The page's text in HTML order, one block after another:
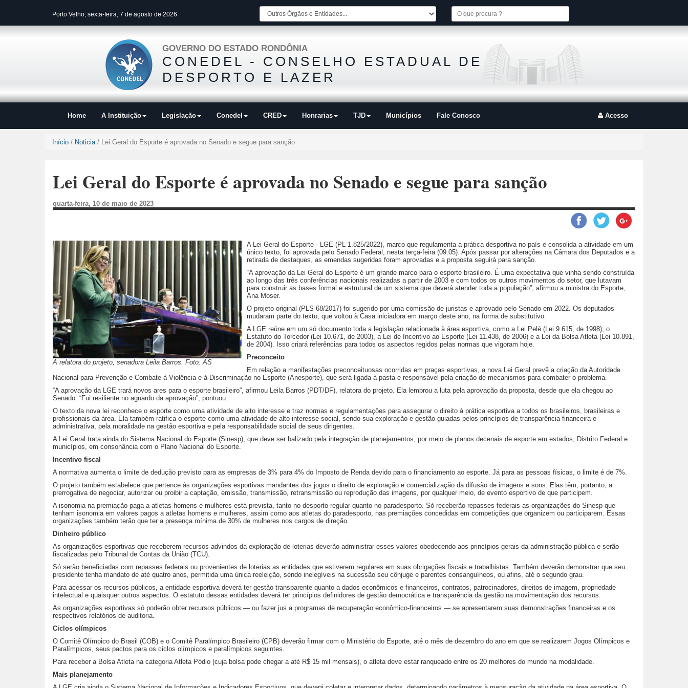
Porto Velho, sexta-feira, 7 de agosto de 2026
GOVERNO DO ESTADO RONDÔNIA
CONEDEL - CONSELHO ESTADUAL DE
DESPORTO E LAZER
Home A Instituição Legislação Conedel CRED Honrarias TJD Municípios Fale Conosco Acesso
Início / Noticia/ Lei Geral do Esporte é aprovada no Senado e segue para sanção
Lei Geral do Esporte é aprovada no Senado e segue para sanção
quarta-feira, 10 de maio de 2023
A relatora do projeto, senadora Leila Barros. Foto: AS
A Lei Geral do Esporte - LGE (PL 1.825/2022), marco que regulamenta a prática desportiva no país e consolida a atividade em um
único texto, foi aprovada pelo Senado Federal, nesta terça-feira (09.05). Após passar por alterações na Câmara dos Deputados e a
retirada de destaques, as emendas sugeridas foram aprovadas e a proposta seguirá para sanção.
“A aprovação da Lei Geral do Esporte é um grande marco para o esporte brasileiro. É uma expectativa que vinha sendo construída
ao longo das três conferências nacionais realizadas a partir de 2003 e com todos os outros movimentos do setor, que lutavam
para construir as bases formal e estrutural de um sistema que deverá atender toda a população”, afirmou a ministra do Esporte,
Ana Moser.
O projeto original (PLS 68/2017) foi sugerido por uma comissão de juristas e aprovado pelo Senado em 2022. Os deputados
mudaram parte do texto, que voltou à Casa iniciadora em março deste ano, na forma de substitutivo.
A LGE reúne em um só documento toda a legislação relacionada à área esportiva, como a Lei Pelé (Lei 9.615, de 1998), o
Estatuto do Torcedor (Lei 10.671, de 2003), a Lei de Incentivo ao Esporte (Lei 11.438, de 2006) e a Lei da Bolsa Atleta (Lei 10.891,
de 2004). Isso criará referências para todos os aspectos regidos pelas normas que vigoram hoje.
Preconceito
Em relação a manifestações preconceituosas ocorridas em praças esportivas, a nova Lei Geral prevê a criação da Autoridade
Nacional para Prevenção e Combate à Violência e à Discriminação no Esporte (Anesporte), que será ligada à pasta e responsável pela criação de mecanismos para combater o problema.
“A aprovação da LGE trará novos ares para o esporte brasileiro”, afirmou Leila Barros (PDT/DF), relatora do projeto. Ela lembrou a luta pela aprovação da proposta, desde que ela chegou ao
Senado. “Fui resiliente no aguardo da aprovação”, pontuou.
O texto da nova lei reconhece o esporte como uma atividade de alto interesse e traz normas e regulamentações para assegurar o direito à prática esportiva a todos os brasileiros, brasileiras e
profissionais da área. Ela também ratifica o esporte como uma atividade de alto interesse social, sendo sua exploração e gestão guiadas pelos princípios de transparência financeira e
administrativa, pela moralidade na gestão esportiva e pela responsabilidade social de seus dirigentes.
A Lei Geral trata ainda do Sistema Nacional do Esporte (Sinesp), que deve ser balizado pela integração de planejamentos, por meio de planos decenais de esporte em estados, Distrito Federal e
municípios, em consonância com o Plano Nacional do Esporte.
Incentivo fiscal
A normativa aumenta o limite de dedução previsto para as empresas de 3% para 4% do Imposto de Renda devido para o financiamento ao esporte. Já para as pessoas físicas, o limite é de 7%.
O projeto também estabelece que pertence às organizações esportivas mandantes dos jogos o direito de exploração e comercialização da difusão de imagens e sons. Elas têm, portanto, a
prerrogativa de negociar, autorizar ou proibir a captação, emissão, transmissão, retransmissão ou reprodução das imagens, por qualquer meio, de evento esportivo de que participem.
A isonomia na premiação paga a atletas homens e mulheres está prevista, tanto no desporto regular quanto no paradesporto. Só receberão repasses federais as organizações do Sinesp que
tenham isonomia em valores pagos a atletas homens e mulheres, assim como aos atletas do paradesporto, nas premiações concedidas em competições que organizem ou participarem. Essas
organizações também terão que ter a presença mínima de 30% de mulheres nos cargos de direção.
Dinheiro público
As organizações esportivas que receberem recursos advindos da exploração de loterias deverão administrar esses valores obedecendo aos princípios gerais da administração pública e serão
fiscalizadas pelo Tribunal de Contas da União (TCU).
Só serão beneficiadas com repasses federais ou provenientes de loterias as entidades que estiverem regulares em suas obrigações fiscais e trabalhistas. Também deverão demonstrar que seu
presidente tenha mandato de até quatro anos, permitida uma única reeleição, sendo inelegíveis na sucessão seu cônjuge e parentes consanguíneos, ou afins, até o segundo grau.
Para acessar os recursos públicos, a entidade esportiva deverá ter gestão transparente quanto a dados econômicos e financeiros, contratos, patrocinadores, direitos de imagem, propriedade
intelectual e quaisquer outros aspectos. O estatuto dessas entidades deverá ter princípios definidores de gestão democrática e transparência da gestão na movimentação dos recursos.
As organizações esportivas só poderão obter recursos públicos — ou fazer jus a programas de recuperação econômico-financeiros — se apresentarem suas demonstrações financeiras e os
respectivos relatórios de auditoria.
Ciclos olímpicos
O Comitê Olímpico do Brasil (COB) e o Comitê Paralímpico Brasileiro (CPB) deverão firmar com o Ministério do Esporte, até o mês de dezembro do ano em que se realizarem Jogos Olímpicos e
Paralímpicos, seus pactos para os ciclos olímpicos e paralímpicos seguintes.
Para receber a Bolsa Atleta na categoria Atleta Pódio (cuja bolsa pode chegar a até R$ 15 mil mensais), o atleta deve estar ranqueado entre os 20 melhores do mundo na modalidade.
Mais planejamento